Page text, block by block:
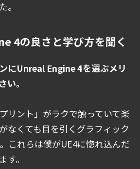
。
4の良さと学び方を聞く
にUnreal Engine 4を選ぶメリ
い。
プリント」がラクで触っていて楽
なくても目を引くグラフィック
これらは僕がUE4に惚れ込んだ
す。